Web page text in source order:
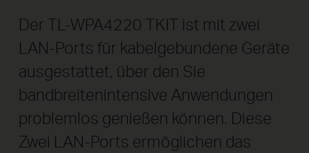
Der TL-WPA4220 TKIT ist mit zwei
LAN-Ports für kabelgebundene Geräte
ausgestattet, über den Sie
bandbreitenintensive Anwendungen
problemlos genießen können. Diese
Zwei LAN-Ports ermöglichen das